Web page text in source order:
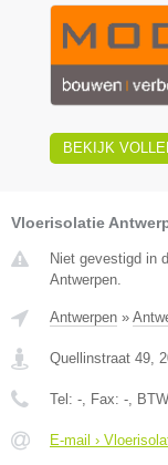
BEKIJK
Vloerisolatie
Niet gevestigd in
Antwerpen.
Antwerpen »
Quellinstraat 49,
Tel: -, Fax: -,
E-mail ›